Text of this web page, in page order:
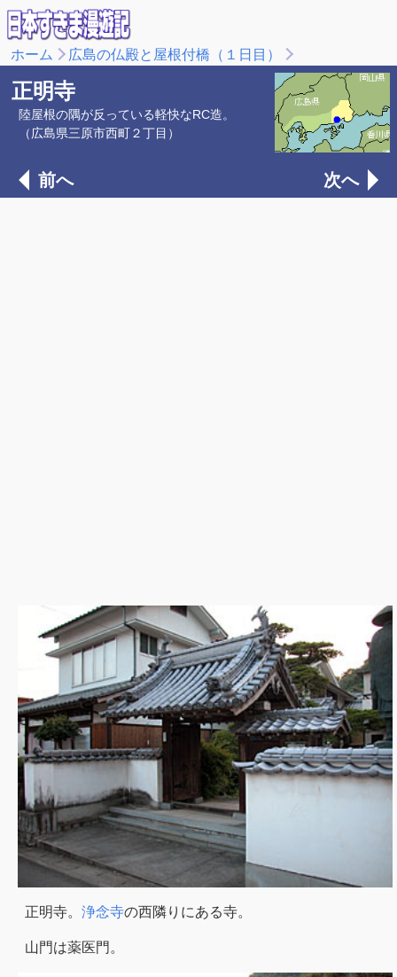
ホーム 広島の仏殿と屋根付橋（１日目）
正明寺
陸屋根の隅が反っている軽快なRC造。
（広島県三原市西町２丁目）
前へ 次へ
正明寺。 浄念寺の西隣りにある寺。
山門は薬医門。